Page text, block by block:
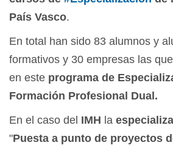
País Vasco.
En total han sido 83 alumnos y
formativos y 30 empresas las
en este programa de
Formación Profesional Dual.
En el caso del IMH la
"Puesta a punto de proyectos